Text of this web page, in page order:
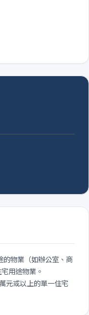
物業（如辦公室、商
用途物業。
元或以上的單一住宅